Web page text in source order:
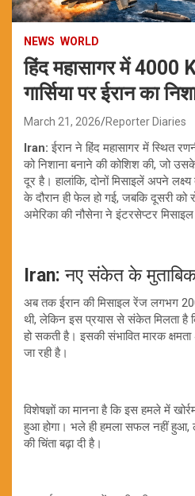
NEWS WORLD
हिंद महासागर में 4000
गार्सिया पर ईरान का
March 21, 2026 Reporter Diaries
Iran: ईरान ने हिंद महासागर में स्थित
को निशाना बनाने की कोशिश की, जो
दूर है। हालांकि, दोनों मिसाइलें अपने
के दौरान ही फेल हो गई, जबकि दूसरी को
अमेरिका की नौसेना ने इंटरसेप्टर
Iran:नए संकेत के
अब तक ईरान की मिसाइल रेंज लगभग
थी, लेकिन इस प्रयास से संकेत मिलता है
हो सकती है। इसकी संभावित मारक
जा रही है।
विशेषज्ञों का मानना है कि इस हमले में
हुआ होगा। भले ही हमला सफल नहीं हुआ,
की चिंता बढ़ा दी है।